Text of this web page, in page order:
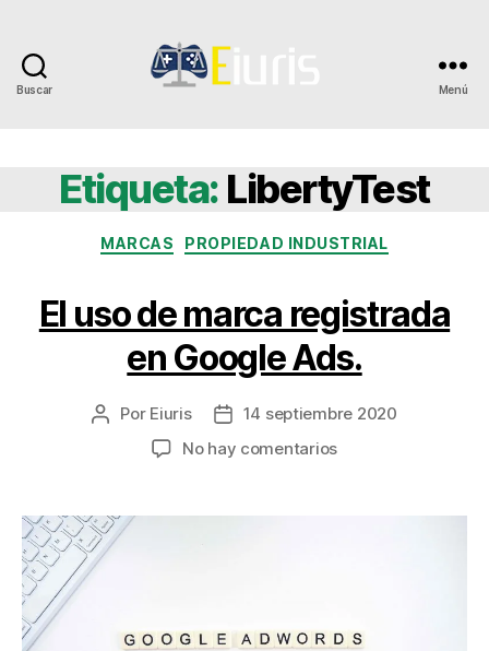
Buscar Menú
Etiqueta: LibertyTest
Categorías
MARCAS PROPIEDAD INDUSTRIAL
El uso de marca registrada
en Google Ads.
Autor
Por Eiuris
Fecha
la
14 septiembre 2020
No hay comentariosen
Ads.